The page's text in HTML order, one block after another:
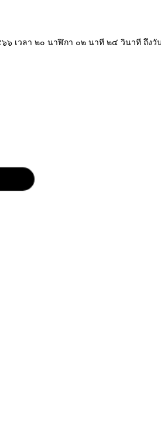
เวลา ๒๐ นาฬิกา ๐๒ นาที ๒๔ วินาที ถึงวั